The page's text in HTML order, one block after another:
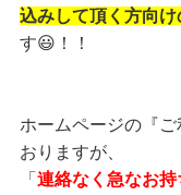
込みして頂く方向け
す😃！！
ホームページの『
おりますが、
「 連絡なく急なお